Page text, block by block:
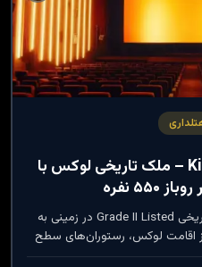
هتل و تئاتر Kilworth House – ملک تاریخی لوکس با
Kilworth House Hotel یک ملک تاریخی Grade II Listed در زمینی به
از اقامت لوکس، رستوران‌های سطح
بالا، سالن‌های کنفرانس و یک تئاتر روباز ۵۵۰ نفره را ارائه می‌دهد. این